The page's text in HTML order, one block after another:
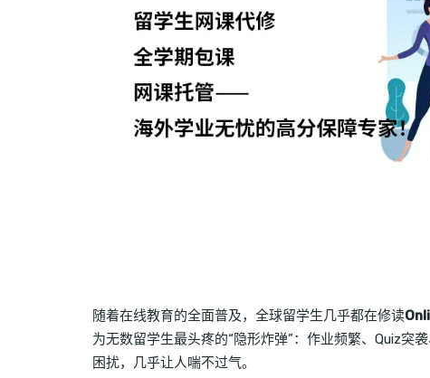
随着在线教育的全面普及，全球留学生几乎都在修读
为无数留学生最头疼的“隐形炸弹”：作业频繁、Quiz突
困扰，几乎让人喘不过气。